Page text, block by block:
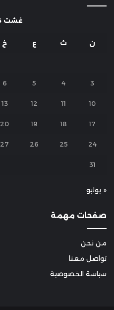
غشت 2026
ن ث ع خ
3
4
5
6
10
11
12
13
17
18
19
20
24
25
26
27
31
« يوليو
صفحات مهمة
من نحن
تواصل معنا
سياسة الخصوصية